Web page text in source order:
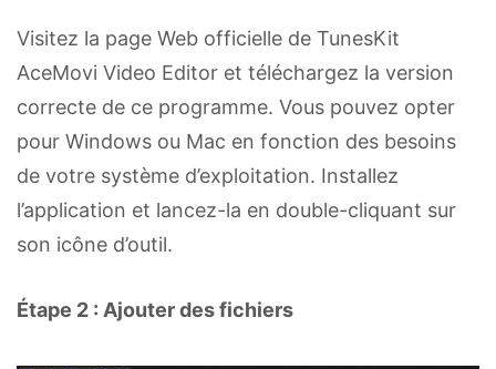
Visitez la page Web officielle de TunesKit
AceMovi Video Editor et téléchargez la version
correcte de ce programme. Vous pouvez opter
pour Windows ou Mac en fonction des besoins
de votre système d’exploitation. Installez
l’application et lancez-la en double-cliquant sur
son icône d’outil.
Étape 2 : Ajouter des fichiers